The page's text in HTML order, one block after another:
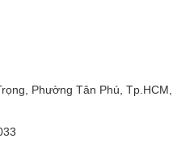
Phường Tân Phú, Tp.HCM,